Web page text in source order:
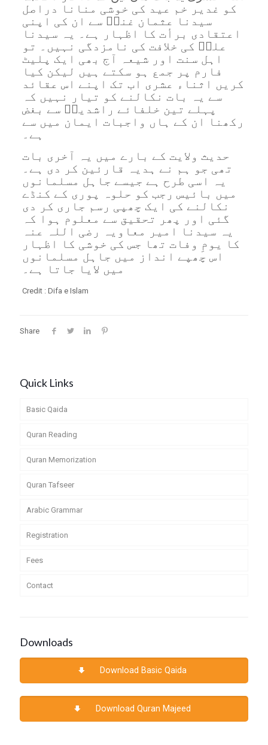
کو غدیر خم عید کی خوشی منانا دراصل
سیدنا عثمان غنیؓ سے ان کی اپنی
اعتقادی برأت کا اظہار ہے۔ یہ سیدنا
علیؓ کی خلافت کی نامزدگی نہیں۔ تو
اہل سنت اور شیعہ آج بھی ایک پلیٹ
فارم پر جمع ہو سکتے ہیں لیکن کیا
کریں اثناء عشری اب تک اپنے اس عقائد
سے یہ بات نکالنے کو تیار نہیں کہ
پہلے تین خلفائے راشدینؓ سے بغض
رکھنا ان کے ہاں واجبات ایمان میں سے
ہے۔
حدیث ولایت کے بارے میں یہ آخری بات
تھی جو ہم نے ہدیہ قارئین کر دی ہے۔
یہ اسی طرح ہے جیسے جاہل مسلمانوں
میں بائیس رجب کو حلوہ پوری کے کنڈے
نکالنے کی ایک چھپی رسم جاری کر دی
گئی اور پھر تحقیق سے معلوم ہوا کہ
یہ سیدنا امیر معاویہ رضی اللہ عنہ
کا یومِ وفات تھا جس کی خوشی کا اظہار
اس چھپے انداز میں جاہل مسلمانوں
میں لایا جاتا ہے۔
Credit : Difa e Islam
Share
Quick Links
Basic Qaida
Quran Reading
Quran Memorization
Quran Tafseer
Arabic Grammar
Registration
Fees
Contact
Downloads
Download Basic Qaida
Download Quran Majeed